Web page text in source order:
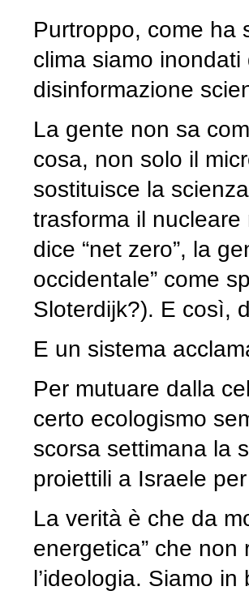
Purtroppo, come ha
clima siamo
disinformazione
La gente non sa
cosa, non solo il
sostituisce la
trasforma il
dice “net zero”, la
occidentale” come
Sloterdijk?). E così,
E un sistema
Per mutuare dalla
certo ecologismo
scorsa settimana la
proiettili a Israele
La verità è che da
energetica” che
l’ideologia. Siamo